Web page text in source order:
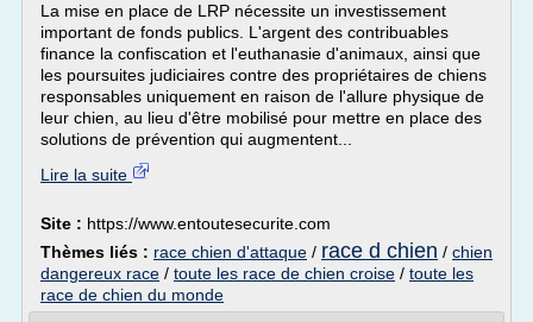
La mise en place de LRP nécessite un investissement
important de fonds publics. L'argent des contribuables
finance la confiscation et l'euthanasie d'animaux, ainsi que
les poursuites judiciaires contre des propriétaires de chiens
responsables uniquement en raison de l'allure physique de
leur chien, au lieu d'être mobilisé pour mettre en place des
solutions de prévention qui augmentent...
Lire la suite
Site : https://www.entoutesecurite.com
Thèmes liés : race chien d'attaque / race d chien / chien
dangereux race / toute les race de chien croise / toute les
race de chien du monde